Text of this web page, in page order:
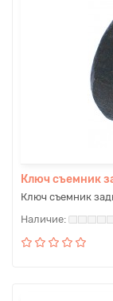
Ключ съемник
Ключ съемник